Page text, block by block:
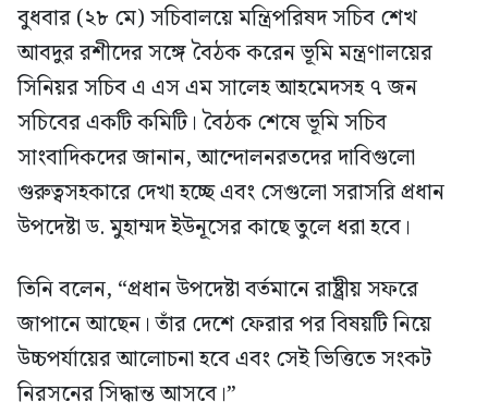
বুধবার (২৮ মে) সচিবালয়ে মন্ত্রিপরিষদ সচিব শেখ
আবদুর রশীদের সঙ্গে বৈঠক করেন ভূমি মন্ত্রণালয়ের
সিনিয়র সচিব এ এস এম সালেহ আহমেদসহ ৭ জন
সচিবের একটি কমিটি। বৈঠক শেষে ভূমি সচিব
সাংবাদিকদের জানান, আন্দোলনরতদের দাবিগুলো
গুরুত্বসহকারে দেখা হচ্ছে এবং সেগুলো সরাসরি প্রধান
উপদেষ্টা ড. মুহাম্মদ ইউনূসের কাছে তুলে ধরা হবে।
তিনি বলেন, “প্রধান উপদেষ্টা বর্তমানে রাষ্ট্রীয় সফরে
জাপানে আছেন। তাঁর দেশে ফেরার পর বিষয়টি নিয়ে
উচ্চপর্যায়ের আলোচনা হবে এবং সেই ভিত্তিতে সংকট
নিরসনের সিদ্ধান্ত আসবে।”